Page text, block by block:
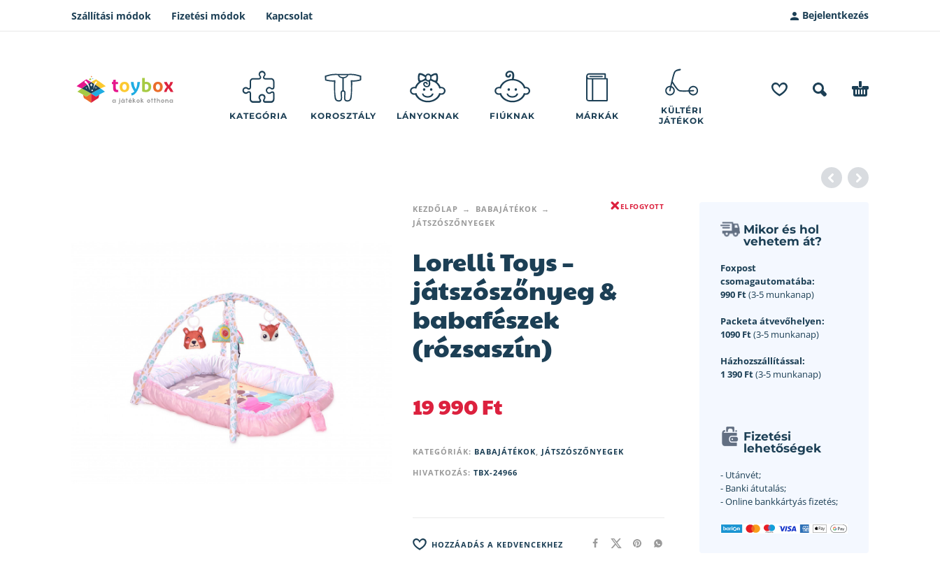
Szállítási módok Fizetési módok Kapcsolat Bejelentkezés
KATEGÓRIA KOROSZTÁLY LÁNYOKNAK FIÚKNAK MÁRKÁK
KÜLTÉRI
JÁTÉKOK
KEZDŐLAP
BABAJÁTÉKOK
JÁTSZÓSZŐNYEGEK
ELFOGYOTT
Lorelli Toys –
játszószőnyeg &
babafészek
(rózsaszín)
19 990Ft
KATEGÓRIÁK: BABAJÁTÉKOK, JÁTSZÓSZŐNYEGEK
HIVATKOZÁS: TBX-24966
HOZZÁADÁS A KEDVENCEKHEZ
Mikor és hol
vehetem át?
Foxpost
csomagautomatába:
990 Ft(3-5 munkanap)
Packeta átvevőhelyen:
1090 Ft(3-5 munkanap)
Házhozszállítással:
1 390 Ft(3-5 munkanap)
Fizetési
lehetőségek
- Utánvét;
- Banki átutalás;
- Online bankkártyás fizetés;